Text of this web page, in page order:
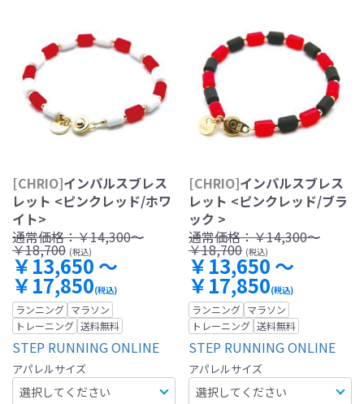
[CHRIO]インパルスブレス
レット <ピンクレッド/ホワ
イト>
通常価格：￥14,300～
￥18,700 (税込)
￥13,650 ～
￥17,850(税込)
ランニング マラソン
トレーニング 送料無料
STEP RUNNING ONLINE
アパレルサイズ
[CHRIO]インパルスブレス
レット <ピンクレッド/ブラ
ック >
通常価格：￥14,300～
￥18,700 (税込)
￥13,650 ～
￥17,850(税込)
ランニング マラソン
トレーニング 送料無料
STEP RUNNING ONLINE
アパレルサイズ